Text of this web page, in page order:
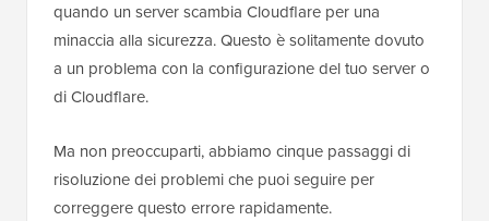
quando un server scambia Cloudflare per una
minaccia alla sicurezza. Questo è solitamente dovuto
a un problema con la configurazione del tuo server o
di Cloudflare.
Ma non preoccuparti, abbiamo cinque passaggi di
risoluzione dei problemi che puoi seguire per
correggere questo errore rapidamente.